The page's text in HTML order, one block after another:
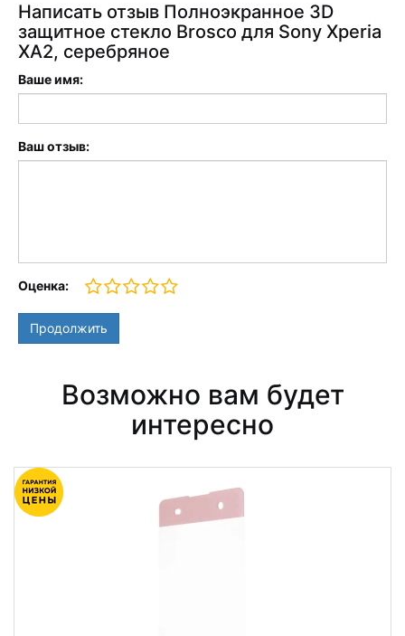
Написать отзыв Полноэкранное 3D
защитное стекло Brosco для Sony Xperia
XA2, серебряное
Ваше имя:
Ваш отзыв:
Оценка:
Продолжить
Возможно вам будет
интересно